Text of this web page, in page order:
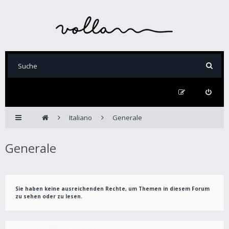
Italiano Generale
Generale
Sie haben keine ausreichenden Rechte, um Themen in diesem Forum
zu sehen oder zu lesen.